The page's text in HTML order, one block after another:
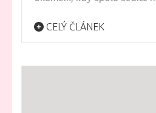
CELÝ ČLÁNEK